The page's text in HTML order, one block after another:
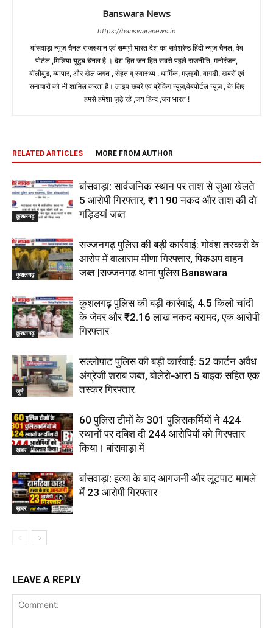
Banswara News
https://banswaranews.in
बांसवाड़ा न्यूज़ चैनल राजस्थान एवं सम्पूर्ण भारत देश का सर्वश्रेष्ठ हिंदी न्‍यूज चैनल, वेब
पोर्टल ,मिडिया युटुब चैनल है । देश हित जन हित सबसे पहले राजनीति, मनोरंजन,
बॉलीवुड, व्यापार, और खेल जगत , सेहत व् स्वास्थ्य , धार्मिक, मज़हबी, वागड़ी, खबरों एवं
समाचारों को भी शामिल करता है। लाइव खबरें एवं ब्रेकिंग न्यूज,वेबपोर्टल न्यूज़ , के लिए
हमसे हमेशा जुड़े रहें ,जय हिन्द ,जय भारत !
RELATED ARTICLES MORE FROM AUTHOR
कुशलगढ़
बांसवाड़ा: सार्वजनिक स्थान पर ताश से जुआ खेलते
5 आरोपी गिरफ्तार, ₹1190 नकद और ताश की दो
गड्डियां जब्त
कुशलगढ़
सज्जनगढ़ पुलिस की बड़ी कार्रवाई: गोवंश तस्करी के
आरोप में वालाराम मीणा गिरफ्तार, पिकअप वाहन
जब्त |सज्जनगढ़ थाना पुलिस Banswara
कुशलगढ़
कुशलगढ़ पुलिस की बड़ी कार्रवाई, 4.5 किलो चांदी
के जेवर और ₹2.16 लाख नकद बरामद, एक आरोपी
गिरफ्तार
जुर्म
सल्लोपाट पुलिस की बड़ी कार्रवाई: 52 कार्टन अवैध
अंग्रेजी शराब जब्त, बोलेरो-आर15 बाइक सहित एक
तस्कर गिरफ्तार
ख़बर
60 पुलिस टीमों के 301 पुलिसकर्मियों ने 424
स्थानों पर दबिश दी 244 आरोपियों को गिरफ्तार
किया। बांसवाड़ा में
ख़बर
बांसवाड़ा: हत्या के बाद आगजनी और लूटपाट मामले
में 23 आरोपी गिरफ्तार
LEAVE A REPLY